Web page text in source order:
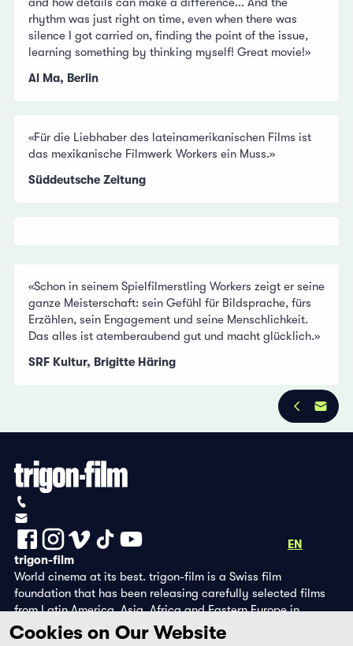
rhythm was just right on time, even when there was
silence I got carried on, finding the point of the issue,
learning something by thinking myself! Great movie!»
Al Ma, Berlin
«Für die Liebhaber des lateinamerikanischen Films ist
das mexikanische Filmwerk Workers ein Muss.»
Süddeutsche Zeitung
«Schon in seinem Spielfilmerstling Workers zeigt er seine
ganze Meisterschaft: sein Gefühl für Bildsprache, fürs
Erzählen, sein Engagement und seine Menschlichkeit.
Das alles ist atemberaubend gut und macht glücklich.»
SRF Kultur, Brigitte Häring
EN
trigon-film
World cinema at its best. trigon-film is a Swiss film
foundation that has been releasing carefully selected films
from Latin America, Asia, Africa and Eastern Europe in
cinemas since 1988 and operates its own DVD edition and the
streaming platform filmingo.
Cookies on Our Website